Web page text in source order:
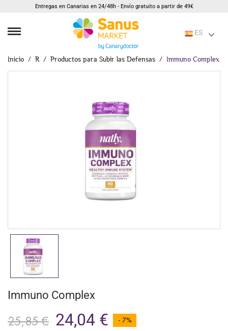
Entregas en Canarias en 24/48h - Envío gratuito a partir de 49€
ES
Inicio R Productos para Subir las Defensas Immuno Complex
Immuno Complex
25,85 € 24,04 € - 7%